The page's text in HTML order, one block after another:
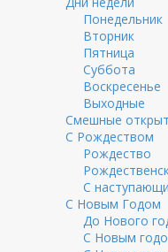
Понедельник
Вторник
Пятница
Суббота
Воскресенье
Выходные
Смешные
С Рождеством
Рождество
С
С Новым Годом
До Нового
С Новым